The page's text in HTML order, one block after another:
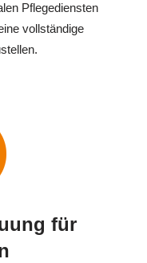
Pflegediensten
vollständige
für